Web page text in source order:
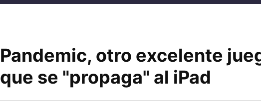
Pandemic, otro excelente
que se "propaga" al iPad